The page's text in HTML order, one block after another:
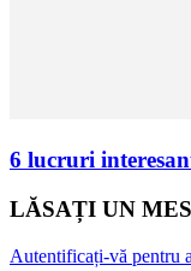
6 lucruri
LĂSAȚI UN
Autentificați-vă pentru